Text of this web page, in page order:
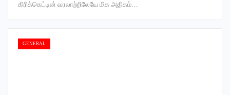
கிரிக்கெட்டின் வரலாற்றிலேயே மிக அதிகம்…
GENERAL